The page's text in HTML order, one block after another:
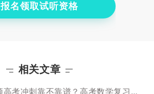
报名领取试听资格
相关文章
西安秦学伊顿高考冲刺靠不靠谱？高考数学复习方法